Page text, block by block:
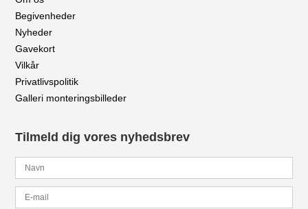
Begivenheder
Nyheder
Gavekort
Vilkår
Privatlivspolitik
Galleri monteringsbilleder
Tilmeld dig vores nyhedsbrev